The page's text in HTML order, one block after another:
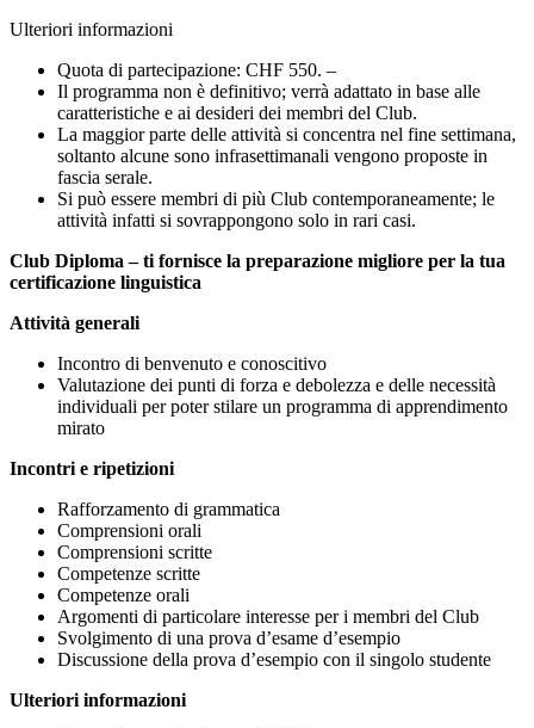
Ulteriori informazioni
Quota di partecipazione: CHF 550. –
Il programma non è definitivo; verrà adattato in base alle
caratteristiche e ai desideri dei membri del Club.
La maggior parte delle attività si concentra nel fine settimana,
soltanto alcune sono infrasettimanali vengono proposte in
fascia serale.
Si può essere membri di più Club contemporaneamente; le
attività infatti si sovrappongono solo in rari casi.
Club Diploma – ti fornisce la preparazione migliore per la tua
certificazione linguistica
Attività generali
Incontro di benvenuto e conoscitivo
Valutazione dei punti di forza e debolezza e delle necessità
individuali per poter stilare un programma di apprendimento
mirato
Incontri e ripetizioni
Rafforzamento di grammatica
Comprensioni orali
Comprensioni scritte
Competenze scritte
Competenze orali
Argomenti di particolare interesse per i membri del Club
Svolgimento di una prova d’esame d’esempio
Discussione della prova d’esempio con il singolo studente
Ulteriori informazioni